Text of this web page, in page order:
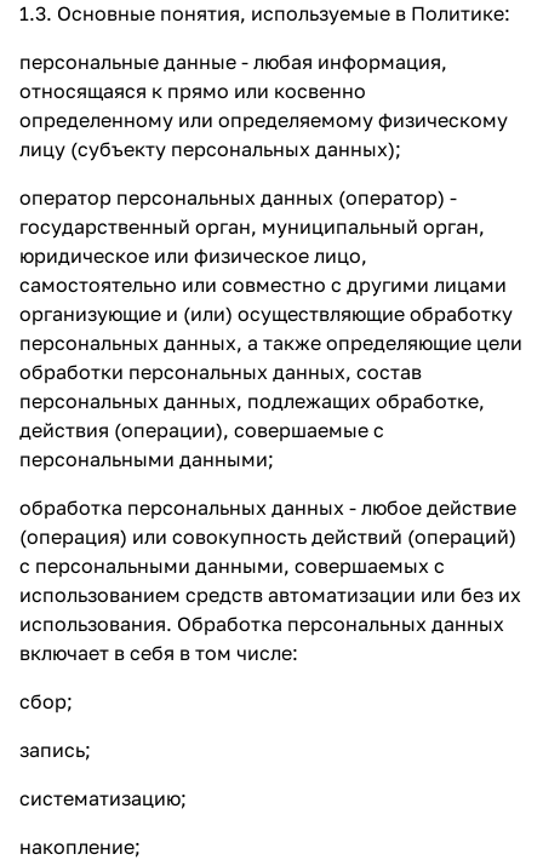
1.3. Основные понятия, используемые в Политике:
персональные данные - любая информация,
относящаяся к прямо или косвенно
определенному или определяемому физическому
лицу (субъекту персональных данных);
оператор персональных данных (оператор) -
государственный орган, муниципальный орган,
юридическое или физическое лицо,
самостоятельно или совместно с другими лицами
организующие и (или) осуществляющие обработку
персональных данных, а также определяющие цели
обработки персональных данных, состав
персональных данных, подлежащих обработке,
действия (операции), совершаемые с
персональными данными;
обработка персональных данных - любое действие
(операция) или совокупность действий (операций)
с персональными данными, совершаемых с
использованием средств автоматизации или без их
использования. Обработка персональных данных
включает в себя в том числе:
сбор;
запись;
систематизацию;
накопление;
Подробнее
об оплате Плайтом
25
раз в 2
недели
8 800 302-02-51
plait.ru